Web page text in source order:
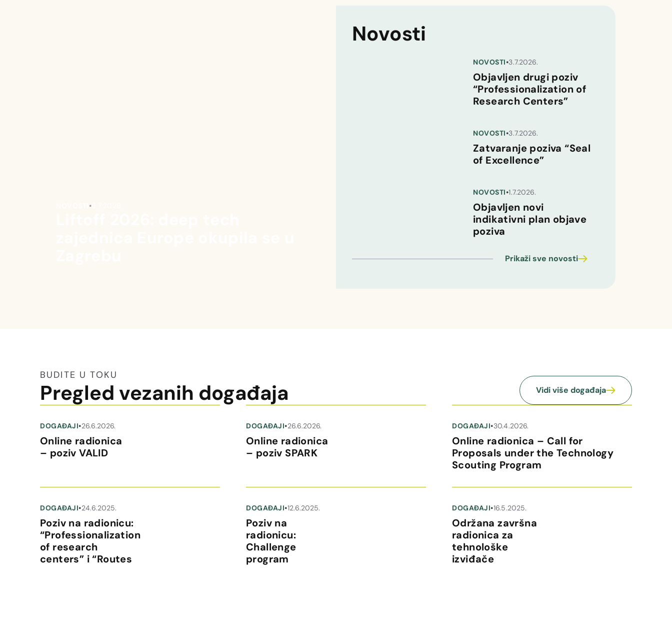
•
Novosti
NOVOSTI•3.7.2026.
Objavljen drugi poziv
“Professionalization of
Research Centers”
NOVOSTI•3.7.2026.
Zatvaranje poziva “Seal
of Excellence”
NOVOSTI•1.7.2026.
Objavljen novi
indikativni plan objave
poziva
Prikaži sve novosti
BUDITE U TOKU
Pregled vezanih događaja Vidi više događaja
DOGAĐAJI•26.6.2026.
Online radionica
– poziv VALID
DOGAĐAJI•26.6.2026.
Online radionica
– poziv SPARK
DOGAĐAJI•30.4.2026.
Online radionica – Call for
Proposals under the Technology
Scouting Program
DOGAĐAJI•24.6.2025.
Poziv na radionicu:
“Professionalization
of research
centers” i “Routes
DOGAĐAJI•12.6.2025.
Poziv na
radionicu:
Challenge
program
DOGAĐAJI•16.5.2025.
Održana završna
radionica za
tehnološke
izviđače